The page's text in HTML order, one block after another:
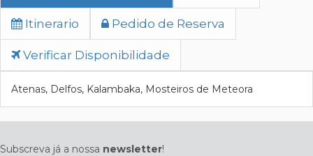
Itinerario Pedido de Reserva
Verificar Disponibilidade
Atenas, Delfos, Kalambaka, Mosteiros de Meteora
Subscreva já a nossa newsletter!